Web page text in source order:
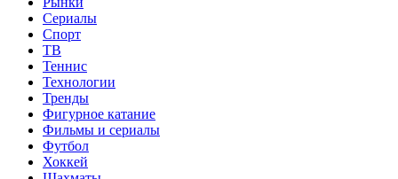
Сериалы
Спорт
ТВ
Теннис
Технологии
Тренды
Фигурное катание
Фильмы и сериалы
Футбол
Хоккей